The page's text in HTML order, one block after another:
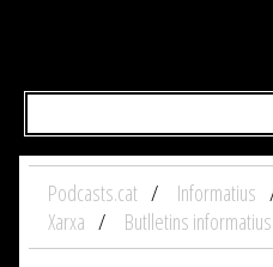
Podcasts.cat Informatius
Xarxa
Butlletins